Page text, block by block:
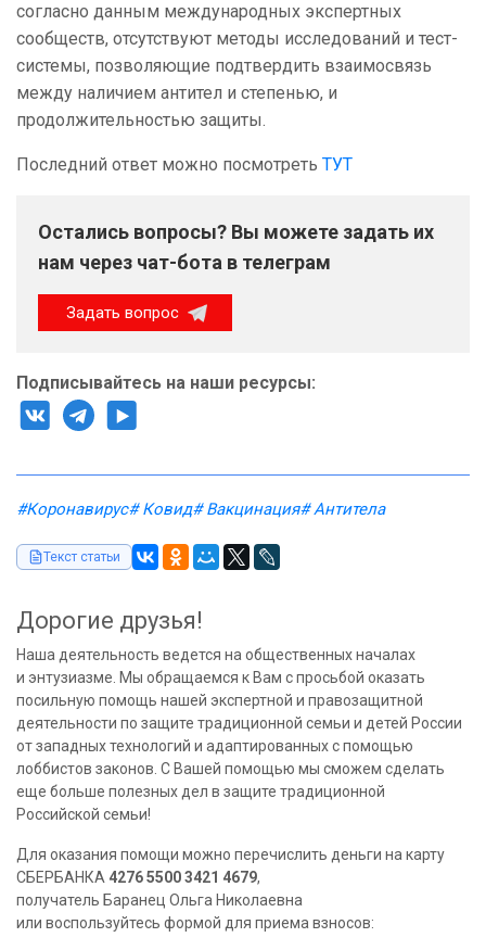
согласно данным международных экспертных
сообществ, отсутствуют методы исследований и тест-
системы, позволяющие подтвердить взаимосвязь
между наличием антител и степенью, и
продолжительностью защиты.
Последний ответ можно посмотреть ТУТ
Остались вопросы? Вы можете задать их
нам через чат-бота в телеграм
Задать вопрос
Подписывайтесь на наши ресурсы:
#Коронавирус# Ковид# Вакцинация# Антитела
Текст статьи
Дорогие друзья!
Наша деятельность ведется на общественных началах
и энтузиазме. Мы обращаемся к Вам с просьбой оказать
посильную помощь нашей экспертной и правозащитной
деятельности по защите традиционной семьи и детей России
от западных технологий и адаптированных с помощью
лоббистов законов. С Вашей помощью мы сможем сделать
еще больше полезных дел в защите традиционной
Российской семьи!
Для оказания помощи можно перечислить деньги на карту
СБЕРБАНКА 4276 5500 3421 4679,
получатель Баранец Ольга Николаевна
или воспользуйтесь формой для приема взносов: